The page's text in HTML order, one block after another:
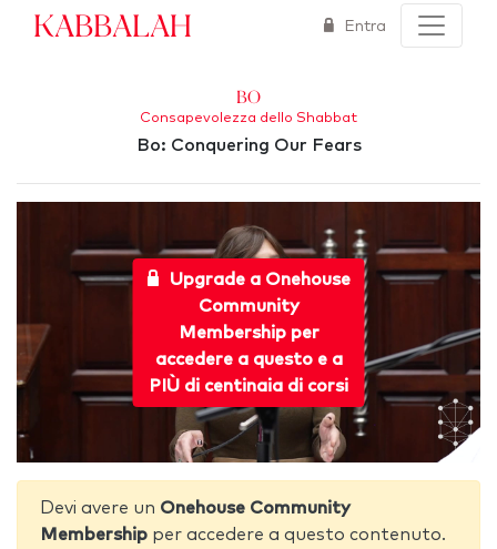
Kabbalah Entra
Bo
Consapevolezza dello Shabbat
Bo: Conquering Our Fears
Upgrade a Onehouse
Community
Membership per
accedere a questo e a
PIÙ di centinaia di corsi
Devi avere un Onehouse Community
Membership per accedere a questo contenuto.